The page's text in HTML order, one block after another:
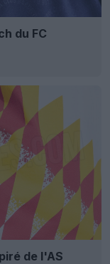
du FC
de l'AS